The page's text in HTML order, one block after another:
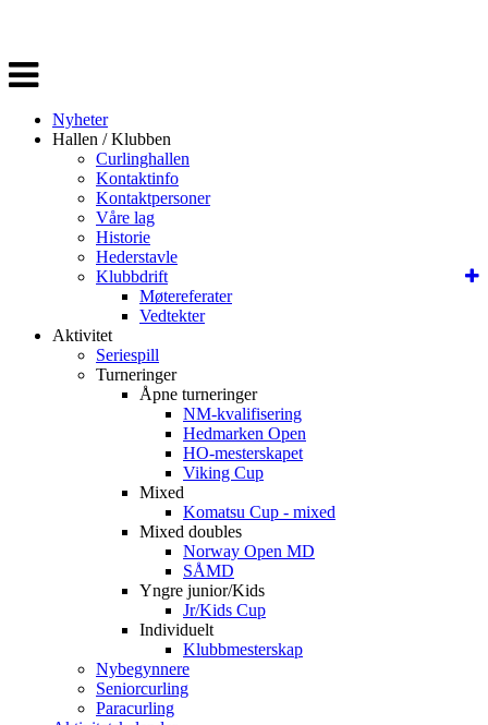
Veksle
navigasjon
Nyheter
Hallen / Klubben
Curlinghallen
Kontaktinfo
Kontaktpersoner
Våre lag
Historie
Hederstavle
Klubbdrift
Møtereferater
Vedtekter
Aktivitet
Seriespill
Turneringer
Åpne turneringer
NM-kvalifisering
Hedmarken Open
HO-mesterskapet
Viking Cup
Mixed
Komatsu Cup - mixed
Mixed doubles
Norway Open MD
SÅMD
Yngre junior/Kids
Jr/Kids Cup
Individuelt
Klubbmesterskap
Nybegynnere
Seniorcurling
Paracurling